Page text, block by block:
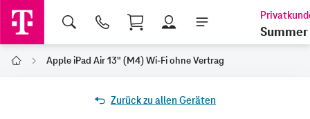
Shopping Cart
Summer
Home Apple iPad Air 13" (M4) Wi-Fi ohne Vertrag
Zurück zu allen Geräten